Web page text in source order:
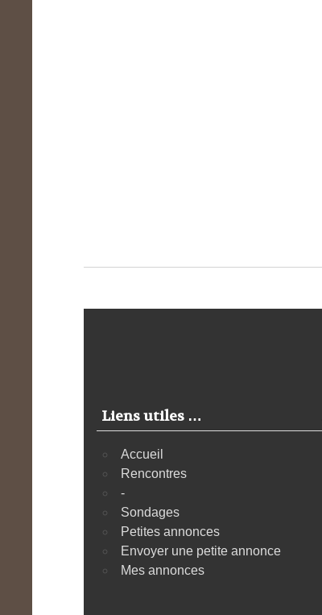
Liens utiles …
Accueil
Rencontres
-
Sondages
Petites annonces
Envoyer une petite annonce
Mes annonces